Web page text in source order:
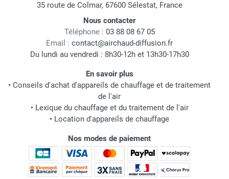
35 route de Colmar, 67600 Sélestat, France
Nous contacter
Téléphone : 03 88 08 67 05
Email : contact@airchaud-diffusion.fr
Du lundi au vendredi : 8h30-12h et 13h30-17h30
En savoir plus
• Conseils d'achat d'appareils de chauffage et de traitement
de l'air
• Lexique du chauffage et du traitement de l'air
• Location d'appareils de chauffage
Nos modes de paiement